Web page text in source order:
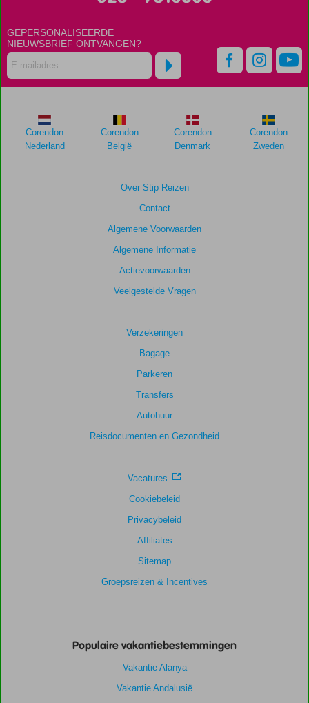
dan
48
maanden
niet
weergegeven
om
de
GEPERSONALISEERDE
NIEUWSBRIEF ONTVANGEN?
Over Stip Reizen
Contact
Algemene Voorwaarden
Algemene Informatie
Actievoorwaarden
Veelgestelde Vragen
Verzekeringen
Bagage
Parkeren
Transfers
Autohuur
Reisdocumenten en Gezondheid
Vacatures
Cookiebeleid
Privacybeleid
Affiliates
Sitemap
Groepsreizen & Incentives
Corendon
Nederland
Corendon
België
Corendon
Denmark
Corendon
Zweden
Populaire vakantiebestemmingen
Vakantie Alanya
Vakantie Andalusië